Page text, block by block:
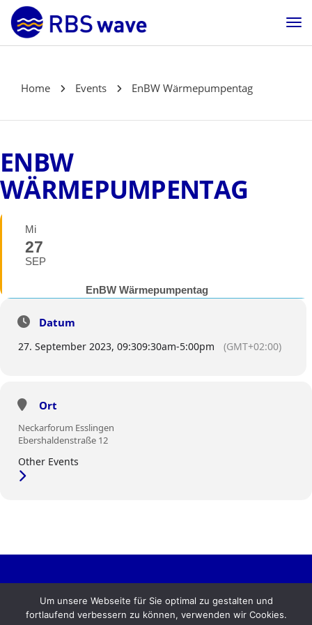
Home Events EnBW Wärmepumpentag
ENBW
WÄRMEPUMPENTAG
Mi
27
SEP
EnBW Wärmepumpentag
Datum
27. September 2023, 09:309:30am-5:00pm (GMT+02:00)
Ort
Neckarforum Esslingen
Ebershaldenstraße 12
Other Events
Kontakt Compliance Datenschutz Impressum
English version
Um unsere Webseite für Sie optimal zu gestalten und
fortlaufend verbessern zu können, verwenden wir Cookies.